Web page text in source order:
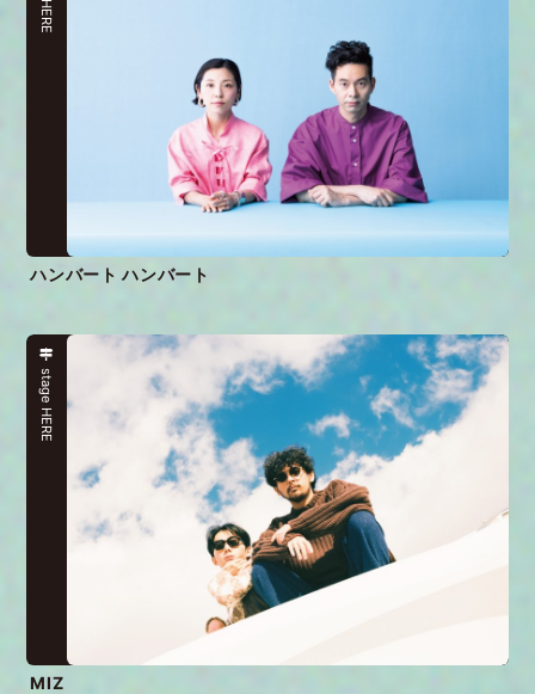
ハンバート ハンバート
stage HERE
MIZ